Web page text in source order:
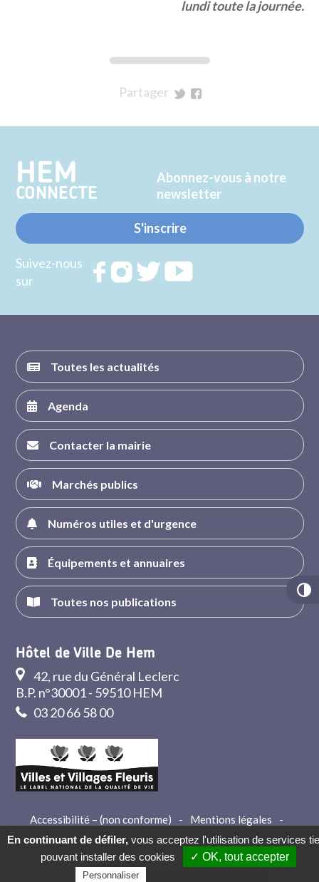
lundi toute la journée.
Partager
Twitter
Facebook
HEM
CONNECTE
Abonnez-vous à notre
newsletter
S'inscrire
Suivez-nous
sur
RejoignezRejoignezRejoignez
Toutes les actualités
Agenda
Contacter la mairie
Marchés publics
Numéros utiles et d'urgence
Équipements et annuaires
Toutes nos publications
Hôtel de Ville De Hem
42, rue du Général Leclerc
B.P. n°30001 - 59510 HEM
03 20 66 58 00
Accessibilité – (non conforme) - Mentions légales
-
Crédits
Contact
En continuant de défiler, vous acceptez l'utilisation de services
pouvant installer des cookies
✓ OK, tout accepter
Personnaliser